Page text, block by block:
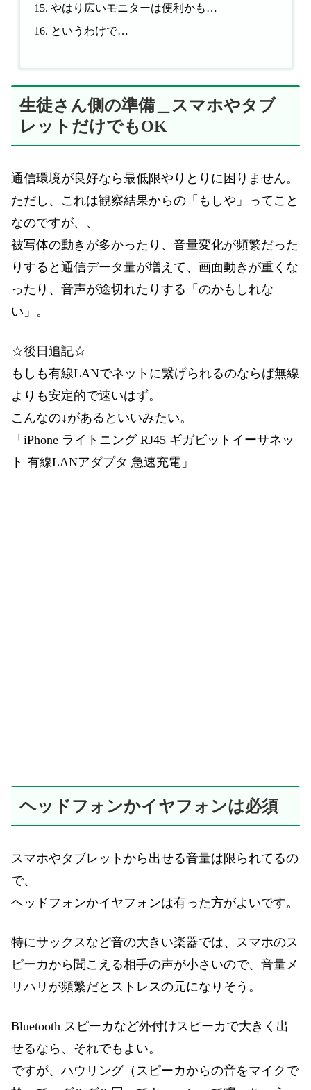
やはり広いモニターは便利かも…
というわけで…
生徒さん側の準備＿スマホやタブ
レットだけでもOK
通信環境が良好なら最低限やりとりに困りません。
ただし、これは観察結果からの「もしや」ってこと
なのですが、、
被写体の動きが多かったり、音量変化が頻繁だった
りすると通信データ量が増えて、画面動きが重くな
ったり、音声が途切れたりする「のかもしれな
い」。
☆後日追記☆
もしも有線LANでネットに繋げられるのならば無線
よりも安定的で速いはず。
こんなの↓があるといいみたい。
「iPhone ライトニング RJ45 ギガビットイーサネッ
ト 有線LANアダプタ 急速充電」
ヘッドフォンかイヤフォンは必須
スマホやタブレットから出せる音量は限られてるの
で、
ヘッドフォンかイヤフォンは有った方がよいです。
特にサックスなど音の大きい楽器では、スマホのス
ピーカから聞こえる相手の声が小さいので、音量メ
リハリが頻繁だとストレスの元になりそう。
Bluetooth スピーカなど外付けスピーカで大きく出
せるなら、それでもよい。
ですが、ハウリング（スピーカからの音をマイクで